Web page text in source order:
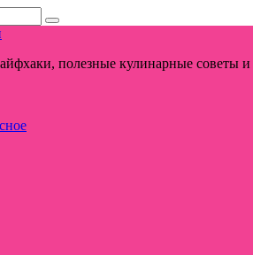
полезные кулинарные советы и